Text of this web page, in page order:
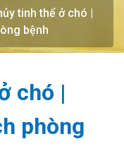
tinh thể ở chó |
bệnh
chó |
phòng